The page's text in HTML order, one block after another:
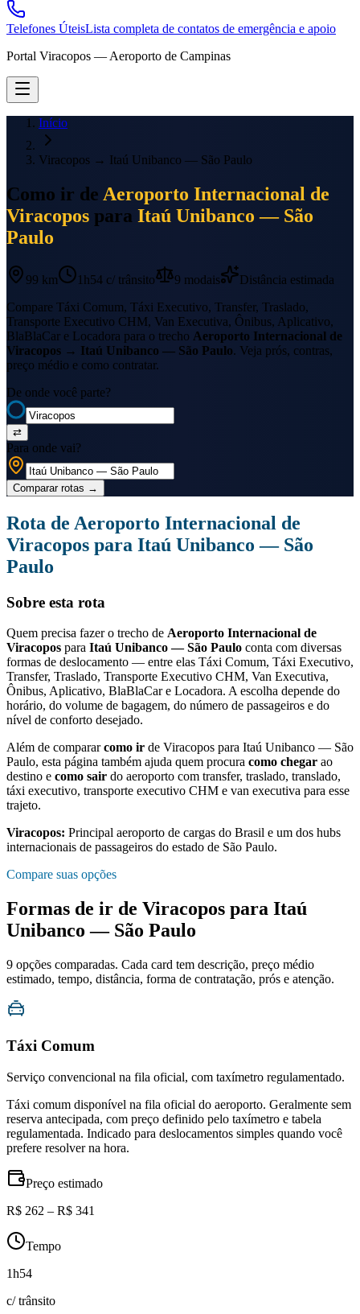
Telefones ÚteisLista completa de contatos de emergência e apoio
Portal Viracopos — Aeroporto de Campinas
Início
Viracopos → Itaú Unibanco — São Paulo
Como ir de Aeroporto Internacional de
Viracopos para Itaú Unibanco — São
Paulo
99 km 1h54 c/ trânsito 9 modais
Distância estimada
Compare Táxi Comum, Táxi Executivo, Transfer, Traslado,
Transporte Executivo CHM, Van Executiva, Ônibus, Aplicativo,
BlaBlaCar e Locadora para o trecho Aeroporto Internacional de
Viracopos → Itaú Unibanco — São Paulo. Veja prós, contras,
preço médio e como contratar.
De onde você parte?
⇄
Para onde vai?
Comparar rotas →
Rota de Aeroporto Internacional de
Viracopos para Itaú Unibanco — São
Paulo
Sobre esta rota
Quem precisa fazer o trecho de Aeroporto Internacional de
Viracopos para Itaú Unibanco — São Paulo conta com diversas
formas de deslocamento — entre elas Táxi Comum, Táxi Executivo,
Transfer, Traslado, Transporte Executivo CHM, Van Executiva,
Ônibus, Aplicativo, BlaBlaCar e Locadora. A escolha depende do
horário, do volume de bagagem, do número de passageiros e do
nível de conforto desejado.
Além de compararcomo ir de Viracopos para Itaú Unibanco — São
Paulo, esta página também ajuda quem procura como chegar ao
destino e como sair do aeroporto com transfer, traslado, translado,
táxi executivo, transporte executivo CHM e van executiva para esse
trajeto.
Viracopos: Principal aeroporto de cargas do Brasil e um dos hubs
internacionais de passageiros do estado de São Paulo.
Compare suas opções
Formas de ir de Viracopos para Itaú
Unibanco — São Paulo
9 opções comparadas. Cada card tem descrição, preço médio
estimado, tempo, distância, forma de contratação, prós e atenção.
Táxi Comum
Serviço convencional na fila oficial, com taxímetro regulamentado.
Táxi comum disponível na fila oficial do aeroporto. Geralmente sem
reserva antecipada, com preço definido pelo taxímetro e tabela
regulamentada. Indicado para deslocamentos simples quando você
prefere resolver na hora.
Preço estimado
R$ 262 – R$ 341
Tempo
1h54
c/ trânsito